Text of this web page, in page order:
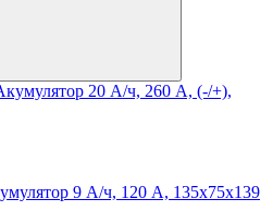
20 А/ч, 260 А, (-/+),